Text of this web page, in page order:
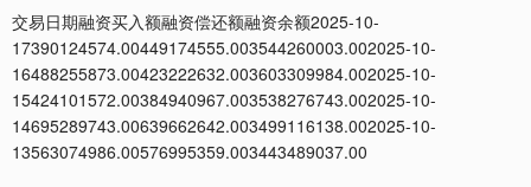
交易日期融资买入额融资偿还额融资余额2025-10-
17390124574.00449174555.003544260003.002025-10-
16488255873.00423222632.003603309984.002025-10-
15424101572.00384940967.003538276743.002025-10-
14695289743.00639662642.003499116138.002025-10-
13563074986.00576995359.003443489037.00